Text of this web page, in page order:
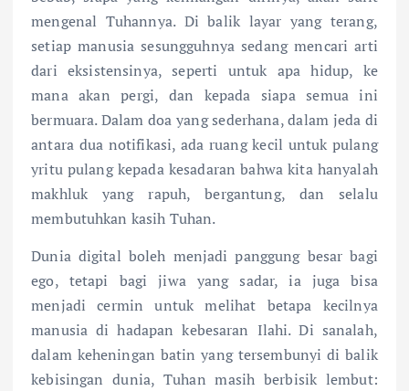
mengenal Tuhannya. Di balik layar yang terang,
setiap manusia sesungguhnya sedang mencari arti
dari eksistensinya, seperti untuk apa hidup, ke
mana akan pergi, dan kepada siapa semua ini
bermuara. Dalam doa yang sederhana, dalam jeda di
antara dua notifikasi, ada ruang kecil untuk pulang
yritu pulang kepada kesadaran bahwa kita hanyalah
makhluk yang rapuh, bergantung, dan selalu
membutuhkan kasih Tuhan.
Dunia digital boleh menjadi panggung besar bagi
ego, tetapi bagi jiwa yang sadar, ia juga bisa
menjadi cermin untuk melihat betapa kecilnya
manusia di hadapan kebesaran Ilahi. Di sanalah,
dalam keheningan batin yang tersembunyi di balik
kebisingan dunia, Tuhan masih berbisik lembut: